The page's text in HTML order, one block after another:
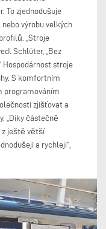
To zjednodušuje
výrobu velkých
„Stroje
Schlüter, „Bez
Hospodárnost stroje
S komfortním
programováním
zjišťovat a
„Díky částečně
z ještě větší
a rychleji“,